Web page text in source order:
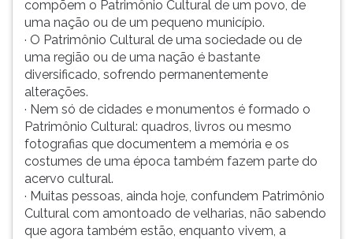
compõem o Patrimônio Cultural de um povo, de
uma nação ou de um pequeno município.
· O Patrimônio Cultural de uma sociedade ou de
uma região ou de uma nação é bastante
diversificado, sofrendo permanentemente
alterações.
· Nem só de cidades e monumentos é formado o
Patrimônio Cultural: quadros, livros ou mesmo
fotografias que documentem a memória e os
costumes de uma época também fazem parte do
acervo cultural.
· Muitas pessoas, ainda hoje, confundem Patrimônio
Cultural com amontoado de velharias, não sabendo
que agora também estão, enquanto vivem, a